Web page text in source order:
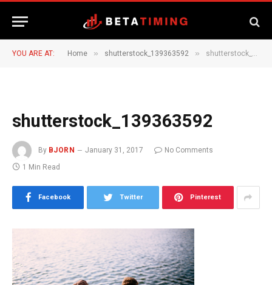
YOU ARE AT: Home » shutterstock_139363592 » shutterstock_139363592
shutterstock_139363592
By BJORN January 31, 2017
No Comments
1 Min Read
Facebook Twitter Pinterest